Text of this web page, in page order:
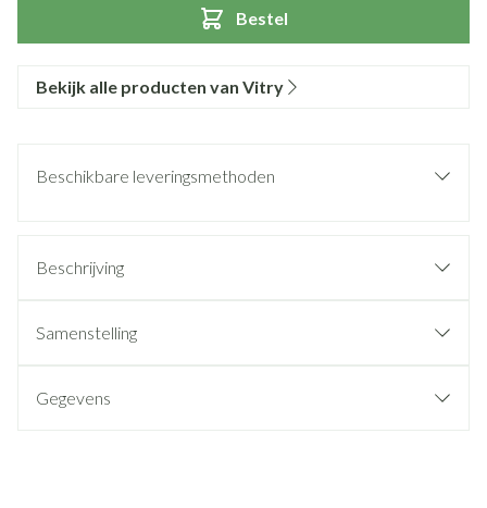
Bestel
Bekijk alle producten van Vitry
Beschikbare leveringsmethoden
Beschrijving
Samenstelling
Gegevens